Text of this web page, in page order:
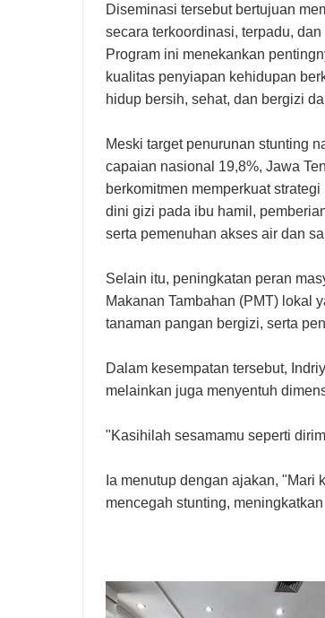
Diseminasi tersebut bertujuan
secara terkoordinasi, terpadu,
Program ini menekankan
kualitas penyiapan kehidupan
hidup bersih, sehat, dan bergizi
Meski target penurunan stunting
capaian nasional 19,8%, Jawa
berkomitmen memperkuat
dini gizi pada ibu hamil,
serta pemenuhan akses air dan
Selain itu, peningkatan peran
Makanan Tambahan (PMT) lokal
tanaman pangan bergizi, serta
Dalam kesempatan tersebut,
melainkan juga menyentuh
"Kasihilah sesamamu seperti
Ia menutup dengan ajakan,
mencegah stunting,